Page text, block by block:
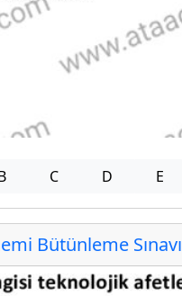
C D E
Bütünleme Sınavı